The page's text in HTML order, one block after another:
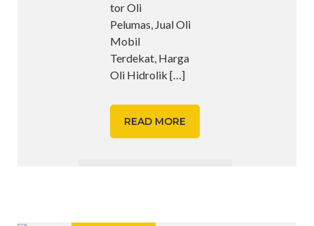
tor Oli
Pelumas, Jual Oli
Mobil
Terdekat, Harga
Oli Hidrolik […]
READ MORE